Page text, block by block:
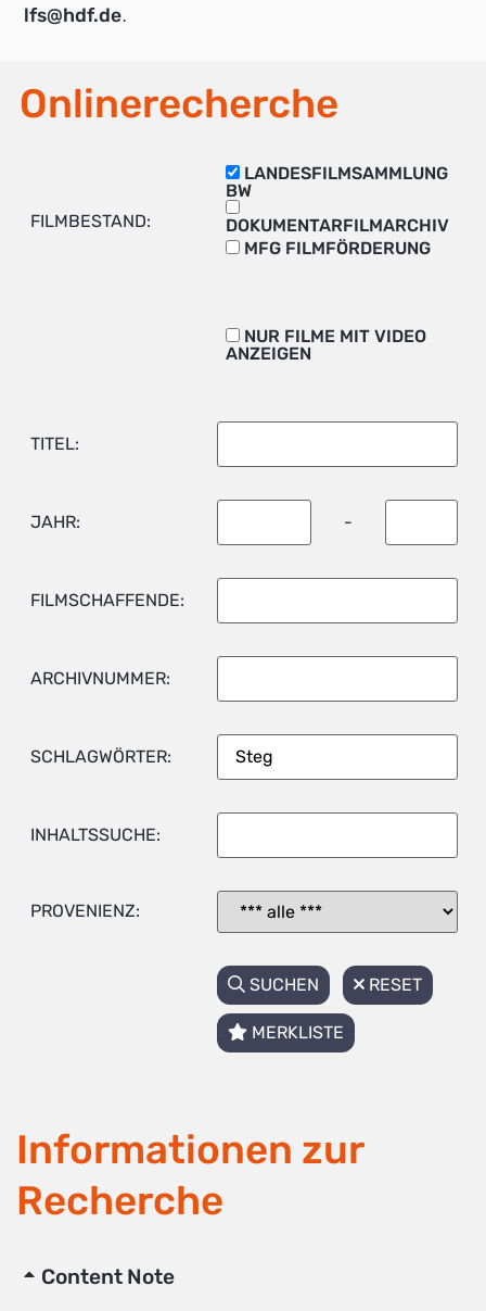
lfs@hdf.de.
Onlinerecherche
FILMBESTAND:
LANDESFILMSAMMLUNG
BW
DOKUMENTARFILMARCHIV
MFG FILMFÖRDERUNG
NUR FILME MIT VIDEO
ANZEIGEN
TITEL:
JAHR: -
FILMSCHAFFENDE:
ARCHIVNUMMER:
SCHLAGWÖRTER:
INHALTSSUCHE:
PROVENIENZ:
SUCHEN RESET
MERKLISTE
Informationen zur
Recherche
Content Note